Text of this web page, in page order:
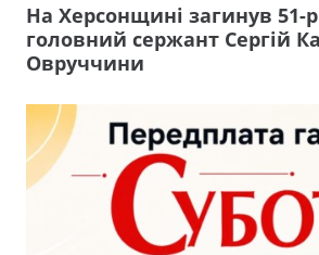
На Херсонщині загинув 51-
головний сержант Сергій
Овруччини